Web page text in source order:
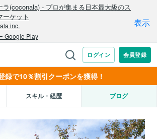
録で10％割引クーポンを獲得！
スキル・経歴 ブログ